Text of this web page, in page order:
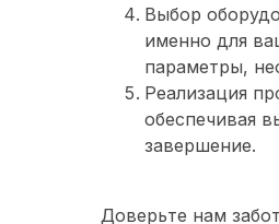
Выбор
именно для
параметры,
Реализация
обеспечивая
завершение.
Доверьте нам